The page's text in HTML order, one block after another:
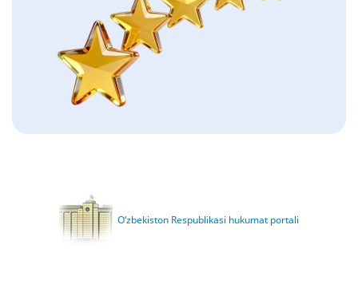
O‘zbekiston Respublikasi hukumat portali